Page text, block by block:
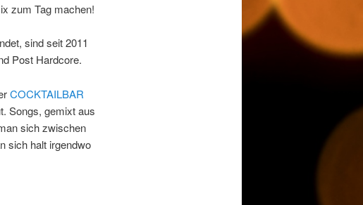
zum Tag machen!
sind seit 2011
Post Hardcore.
COCKTAILBAR
Songs, gemixt aus
sich zwischen
sich halt irgendwo